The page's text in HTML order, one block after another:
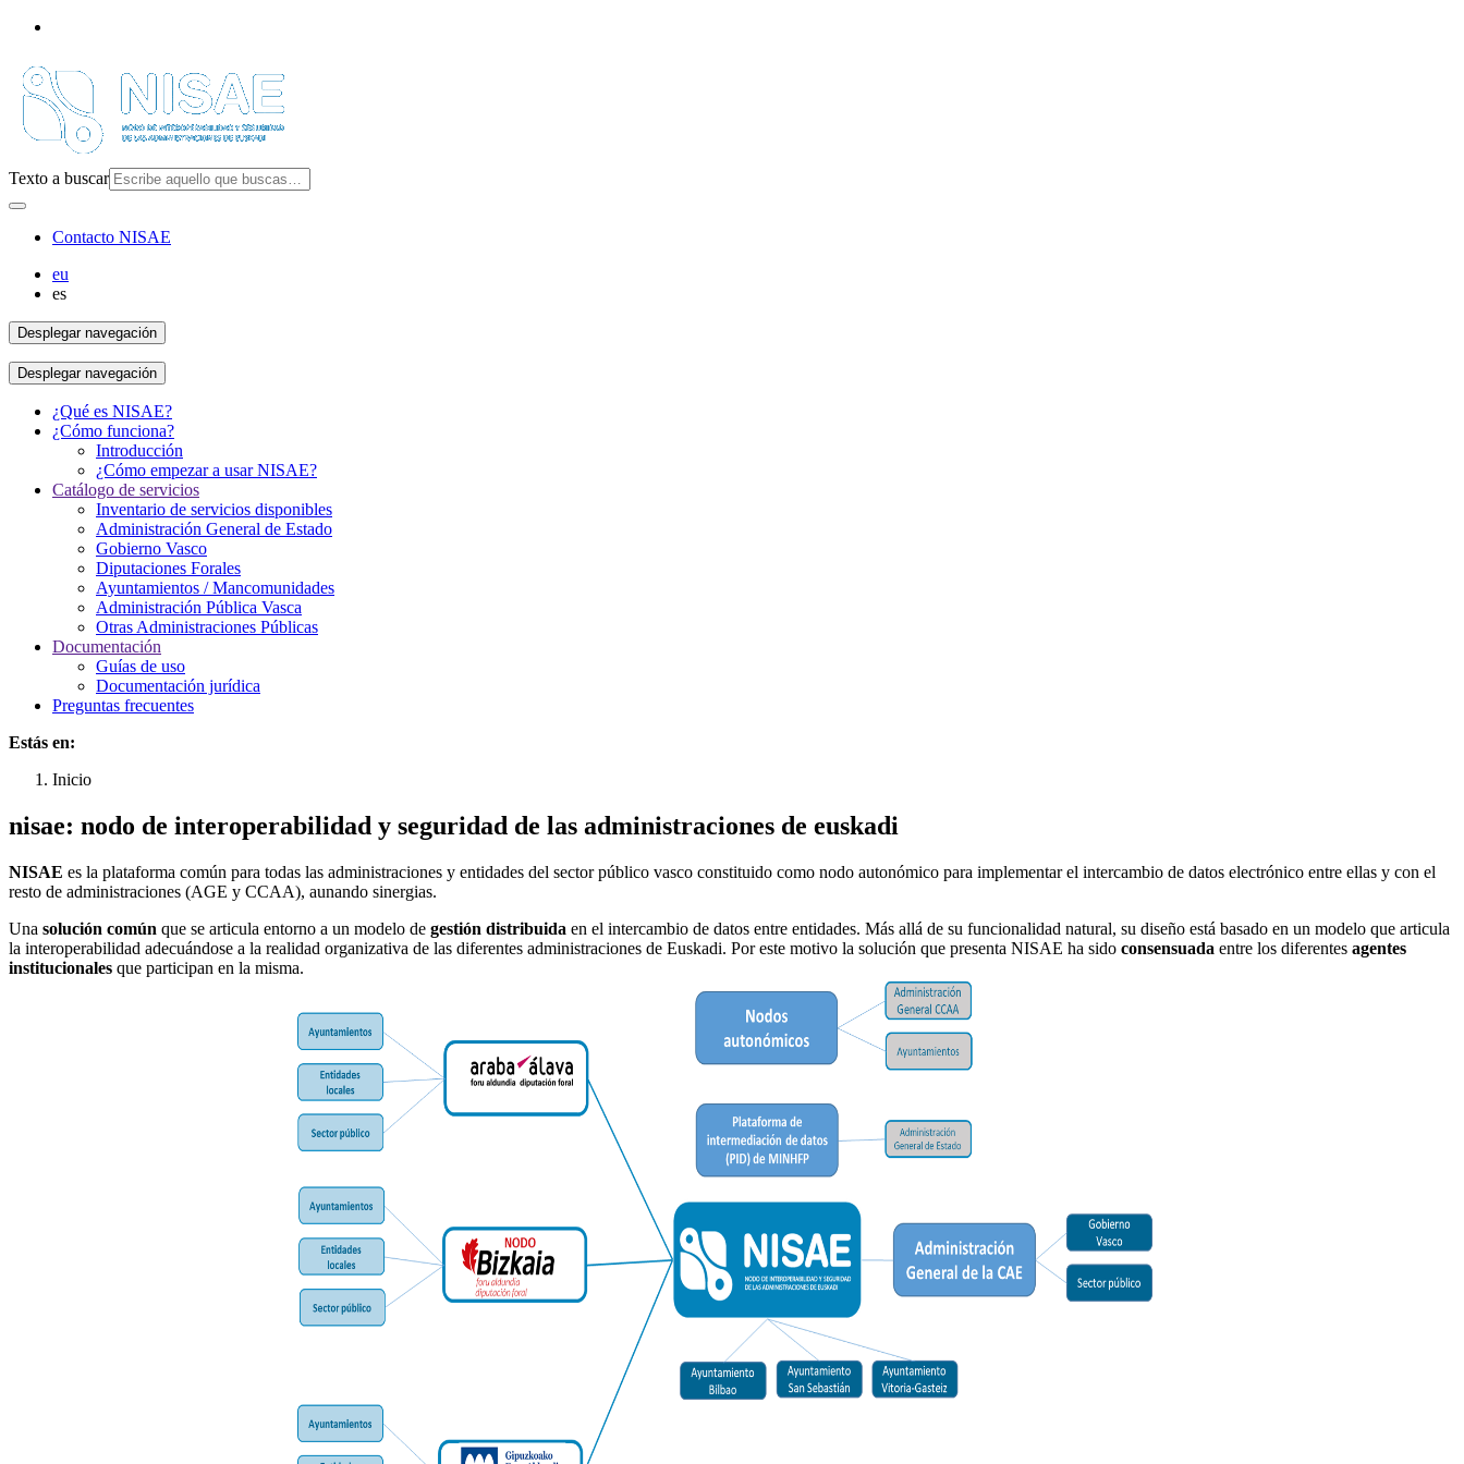
Texto a buscar
Contacto NISAE
eu
es
Desplegar navegación
Desplegar navegación
¿Qué es NISAE?
¿Cómo funciona?
Introducción
¿Cómo empezar a usar NISAE?
Catálogo de servicios
Inventario de servicios disponibles
Administración General de Estado
Gobierno Vasco
Diputaciones Forales
Ayuntamientos / Mancomunidades
Administración Pública Vasca
Otras Administraciones Públicas
Documentación
Guías de uso
Documentación jurídica
Preguntas frecuentes
Estás en:
Inicio
nisae: nodo de interoperabilidad y seguridad de las administraciones de euskadi
NISAE es la plataforma común para todas las administraciones y entidades del sector público vasco constituido como nodo autonómico para implementar el intercambio de datos electrónico entre ellas y con el
resto de administraciones (AGE y CCAA), aunando sinergias.
Una solución común que se articula entorno a un modelo de gestión distribuida en el intercambio de datos entre entidades. Más allá de su funcionalidad natural, su diseño está basado en un modelo que articula
la interoperabilidad adecuándose a la realidad organizativa de las diferentes administraciones de Euskadi. Por este motivo la solución que presenta NISAE ha sido consensuada entre los diferentes agentes
institucionales que participan en la misma.